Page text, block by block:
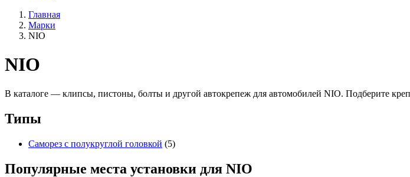
Главная
Марки
NIO
NIO
В каталоге — клипсы, пистоны, болты и другой автокрепеж для автомобилей NIO. Подберите
Типы
Саморез с полукруглой головкой (5)
Популярные места установки для NIO